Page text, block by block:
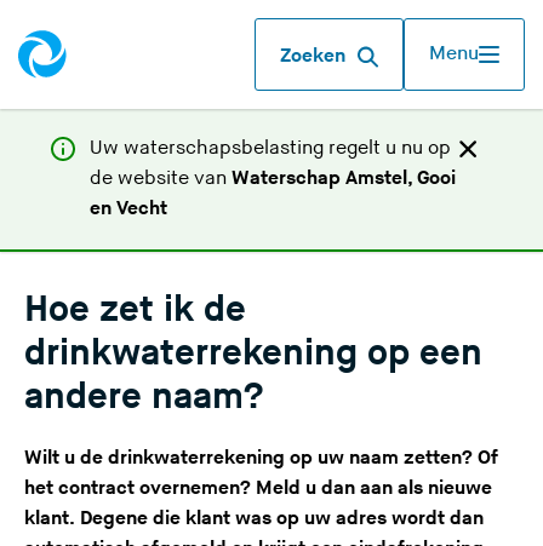
Zoeken Menu
Uw waterschapsbelasting regelt u nu op
de website van Waterschap Amstel, Gooi
en Vecht(
e
r
l
a
t
d
e
z
Hoe zet ik de
drinkwaterrekening op een
andere naam?
Wilt u de drinkwaterrekening op uw naam zetten? Of
het contract overnemen? Meld u dan aan als nieuwe
klant. Degene die klant was op uw adres wordt dan